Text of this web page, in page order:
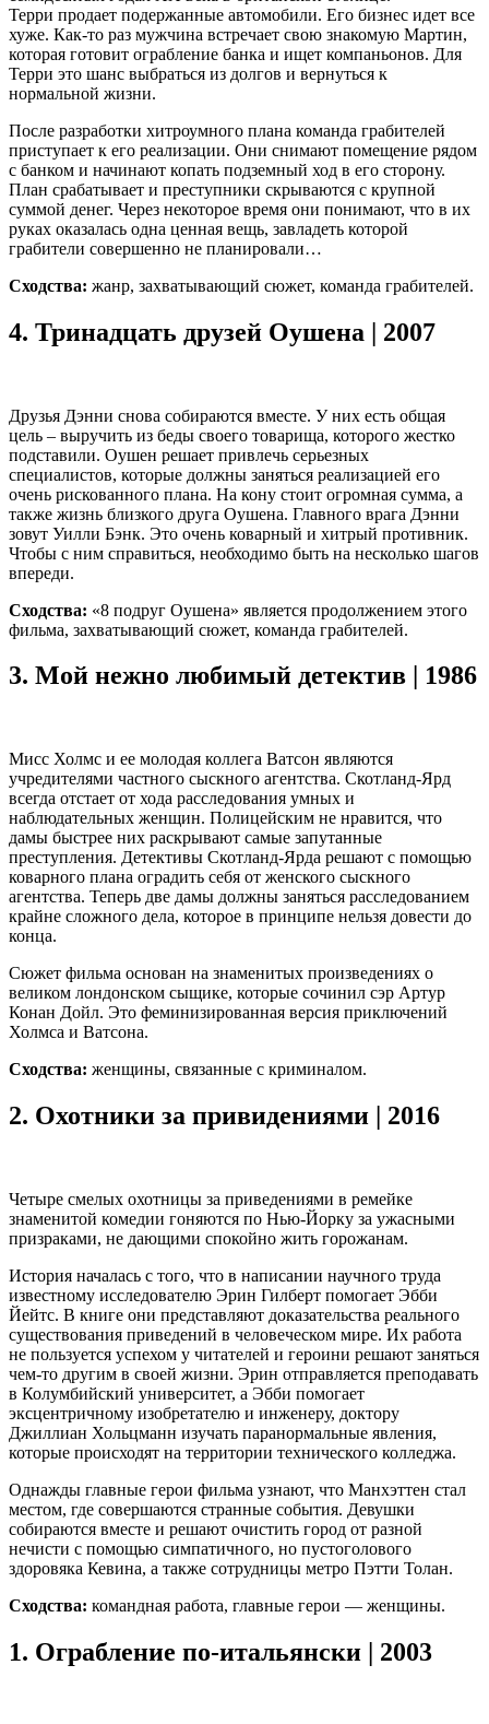
Терри продает подержанные автомобили. Его бизнес идет все
хуже. Как-то раз мужчина встречает свою знакомую Мартин,
которая готовит ограбление банка и ищет компаньонов. Для
Терри это шанс выбраться из долгов и вернуться к
нормальной жизни.
После разработки хитроумного плана команда грабителей
приступает к его реализации. Они снимают помещение рядом
с банком и начинают копать подземный ход в его сторону.
План срабатывает и преступники скрываются с крупной
суммой денег. Через некоторое время они понимают, что в их
руках оказалась одна ценная вещь, завладеть которой
грабители совершенно не планировали…
Сходства: жанр, захватывающий сюжет, команда грабителей.
4. Тринадцать друзей Оушена | 2007
Друзья Дэнни снова собираются вместе. У них есть общая
цель – выручить из беды своего товарища, которого жестко
подставили. Оушен решает привлечь серьезных
специалистов, которые должны заняться реализацией его
очень рискованного плана. На кону стоит огромная сумма, а
также жизнь близкого друга Оушена. Главного врага Дэнни
зовут Уилли Бэнк. Это очень коварный и хитрый противник.
Чтобы с ним справиться, необходимо быть на несколько шагов
впереди.
Сходства: «8 подруг Оушена» является продолжением этого
фильма, захватывающий сюжет, команда грабителей.
3. Мой нежно любимый детектив | 1986
Мисс Холмс и ее молодая коллега Ватсон являются
учредителями частного сыскного агентства. Скотланд-Ярд
всегда отстает от хода расследования умных и
наблюдательных женщин. Полицейским не нравится, что
дамы быстрее них раскрывают самые запутанные
преступления. Детективы Скотланд-Ярда решают с помощью
коварного плана оградить себя от женского сыскного
агентства. Теперь две дамы должны заняться расследованием
крайне сложного дела, которое в принципе нельзя довести до
конца.
Сюжет фильма основан на знаменитых произведениях о
великом лондонском сыщике, которые сочинил сэр Артур
Конан Дойл. Это феминизированная версия приключений
Холмса и Ватсона.
Сходства: женщины, связанные с криминалом.
2. Охотники за привидениями | 2016
Четыре смелых охотницы за приведениями в ремейке
знаменитой комедии гоняются по Нью-Йорку за ужасными
призраками, не дающими спокойно жить горожанам.
История началась с того, что в написании научного труда
известному исследователю Эрин Гилберт помогает Эбби
Йейтс. В книге они представляют доказательства реального
существования приведений в человеческом мире. Их работа
не пользуется успехом у читателей и героини решают заняться
чем-то другим в своей жизни. Эрин отправляется преподавать
в Колумбийский университет, а Эбби помогает
эксцентричному изобретателю и инженеру, доктору
Джиллиан Хольцманн изучать паранормальные явления,
которые происходят на территории технического колледжа.
Однажды главные герои фильма узнают, что Манхэттен стал
местом, где совершаются странные события. Девушки
собираются вместе и решают очистить город от разной
нечисти с помощью симпатичного, но пустоголового
здоровяка Кевина, а также сотрудницы метро Пэтти Толан.
Сходства: командная работа, главные герои — женщины.
1. Ограбление по-итальянски | 2003